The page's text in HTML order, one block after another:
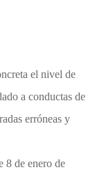
el nivel de
a conductas de
erróneas y
8 de enero de